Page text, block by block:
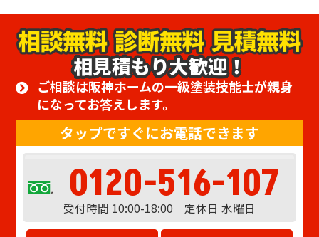
相見積もり大歓迎！
ご相談は阪神ホームの一級塗装技能士が親身
になってお答えします。
タップですぐにお電話できます
0120-516-107
受付時間 10:00-18:00 定休日 水曜日